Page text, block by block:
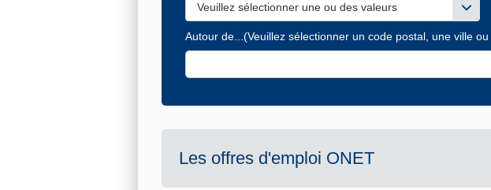
Veuillez sélectionner une ou des valeurs
Autour de...(Veuillez sélectionner un code postal, une ville
Les offres d'emploi ONET